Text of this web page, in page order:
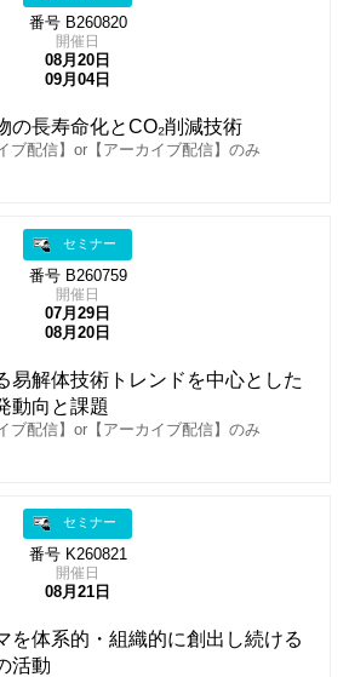
番号 B260820
開催日
08月20日
09月04日
の長寿命化とCO₂削減技術
ブ配信】or【アーカイブ配信】のみ
セミナー
番号 B260759
開催日
07月29日
08月20日
易解体技術トレンドを中心とした
動向と課題
ブ配信】or【アーカイブ配信】のみ
セミナー
番号 K260821
開催日
08月21日
を体系的・組織的に創出し続ける
活動